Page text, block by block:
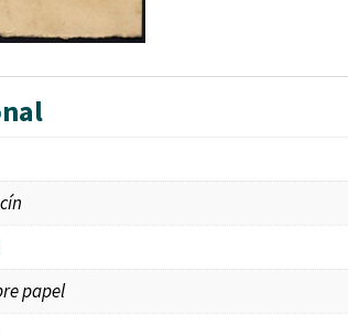
papel